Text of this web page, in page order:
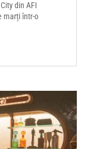
din AFI
marți într-o